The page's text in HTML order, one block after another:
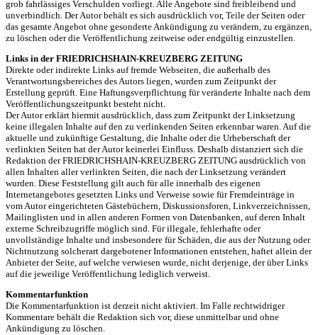
grob fahrlässiges Verschulden vorliegt. Alle Angebote sind freibleibend und
unverbindlich. Der Autor behält es sich ausdrücklich vor, Teile der Seiten oder
das gesamte Angebot ohne gesonderte Ankündigung zu verändern, zu ergänzen,
zu löschen oder die Veröffentlichung zeitweise oder endgültig einzustellen.
Links in der FRIEDRICHSHAIN-KREUZBERG ZEITUNG
Direkte oder indirekte Links auf fremde Webseiten, die außerhalb des
Verantwortungsbereiches des Autors liegen, wurden zum Zeitpunkt der
Erstellung geprüft. Eine Haftungsverpflichtung für veränderte Inhalte nach dem
Veröffentlichungszeitpunkt besteht nicht.
Der Autor erklärt hiermit ausdrücklich, dass zum Zeitpunkt der Linksetzung
keine illegalen Inhalte auf den zu verlinkenden Seiten erkennbar waren. Auf die
aktuelle und zukünftige Gestaltung, die Inhalte oder die Urheberschaft der
verlinkten Seiten hat der Autor keinerlei Einfluss. Deshalb distanziert sich die
Redaktion der FRIEDRICHSHAIN-KREUZBERG ZEITUNG ausdrücklich von
allen Inhalten aller verlinkten Seiten, die nach der Linksetzung verändert
wurden. Diese Feststellung gilt auch für alle innerhalb des eigenen
Internetangebotes gesetzten Links und Verweise sowie für Fremdeinträge in
vom Autor eingerichteten Gästebüchern, Diskussionsforen, Linkverzeichnissen,
Mailinglisten und in allen anderen Formen von Datenbanken, auf deren Inhalt
externe Schreibzugriffe möglich sind. Für illegale, fehlerhafte oder
unvollständige Inhalte und insbesondere für Schäden, die aus der Nutzung oder
Nichtnutzung solcherart dargebotener Informationen entstehen, haftet allein der
Anbieter der Seite, auf welche verwiesen wurde, nicht derjenige, der über Links
auf die jeweilige Veröffentlichung lediglich verweist.
Kommentarfunktion
Die Kommentarfunktion ist derzeit nicht aktiviert. Im Falle rechtwidriger
Kommentare behält die Redaktion sich vor, diese unmittelbar und ohne
Ankündigung zu löschen.